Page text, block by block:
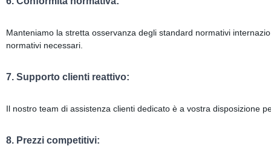
Manteniamo la stretta osservanza degli standard normativi
normativi necessari.
7. Supporto clienti reattivo:
Il nostro team di assistenza clienti dedicato è a vostra disposizione
8. Prezzi competitivi: